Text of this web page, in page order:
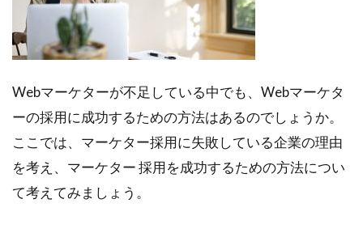
Webマーケターが不足している中でも、Webマーケタ
ーの採用に成功するための方法はあるのでしょうか。
ここでは、マーケター採用に失敗している企業の理由
を考え、マーケター 採用を成功するための方法につい
て考えてみましょう。